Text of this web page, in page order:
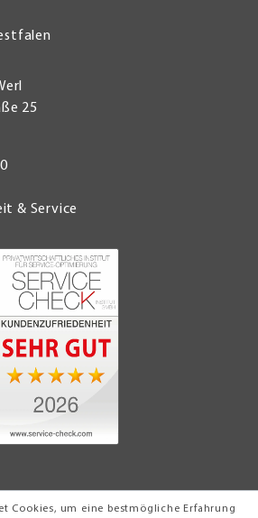
Cookies, um eine bestmögliche Erfahrung
25
& Service